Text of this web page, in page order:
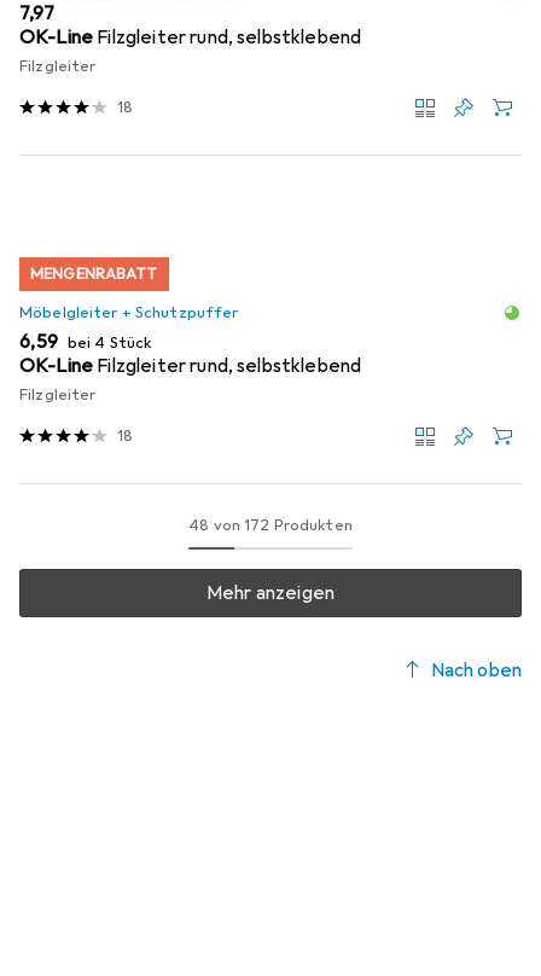
EUR
7,97
OK-Line Filzgleiter rund, selbstklebend
Filzgleiter
18
MENGENRABATT
Möbelgleiter + Schutzpuffer
EUR
6,59 bei 4 Stück
OK-Line Filzgleiter rund, selbstklebend
Filzgleiter
18
48 von 172 Produkten
Mehr anzeigen
Nach oben